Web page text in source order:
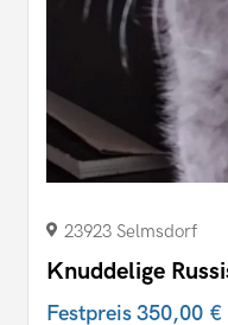
23923 Selmsdorf
Knuddelige
Festpreis350,00 €